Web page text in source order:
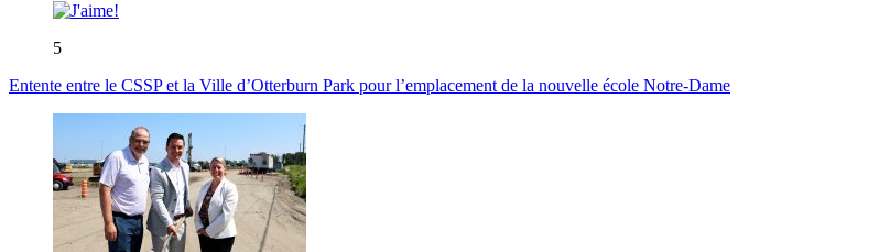
5
Entente entre le CSSP et la Ville d’Otterburn Park pour l’emplacement de la nouvelle école Notre-Dame